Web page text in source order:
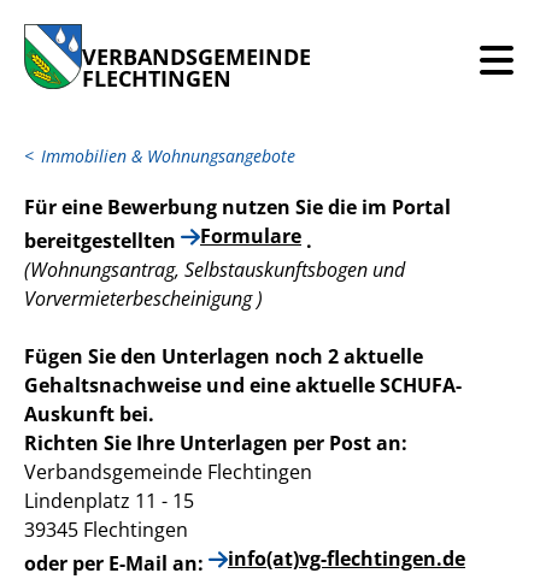
VERBANDSGEMEINDE
FLECHTINGEN
Immobilien & Wohnungsangebote
Für eine Bewerbung nutzen Sie die im Portal
bereitgestellten
Formulare .
(Wohnungsantrag, Selbstauskunftsbogen und
Vorvermieterbescheinigung )
Fügen Sie den Unterlagen noch 2 aktuelle
Gehaltsnachweise und eine aktuelle SCHUFA-
Auskunft bei.
Richten Sie Ihre Unterlagen per Post an:
Verbandsgemeinde Flechtingen
Lindenplatz 11 - 15
39345 Flechtingen
oder per E-Mail an:
info(at)vg-flechtingen.de